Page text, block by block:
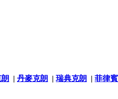
| 丹麥克朗 | 瑞典克朗 | 菲律賓